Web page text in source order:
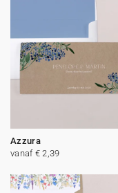
Azzura
vanaf € 2,39